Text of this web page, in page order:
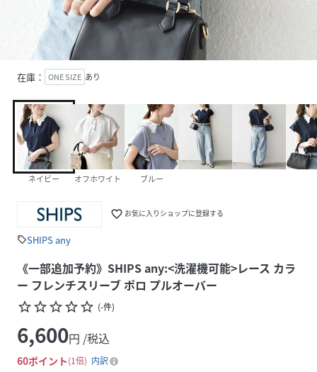
在庫： ONE SIZE あり
ネイビー オフホワイト ブルー
favorite_border お気に入りショップに登録する
sellSHIPS any
《一部追加予約》SHIPS any:<洗濯機可能>レース カラ
ー フレンチスリーブ ポロ プルオーバー
star_borderstar_borderstar_borderstar_borderstar_border (-件)
6,600円 /税込
60ポイント 1倍
内訳